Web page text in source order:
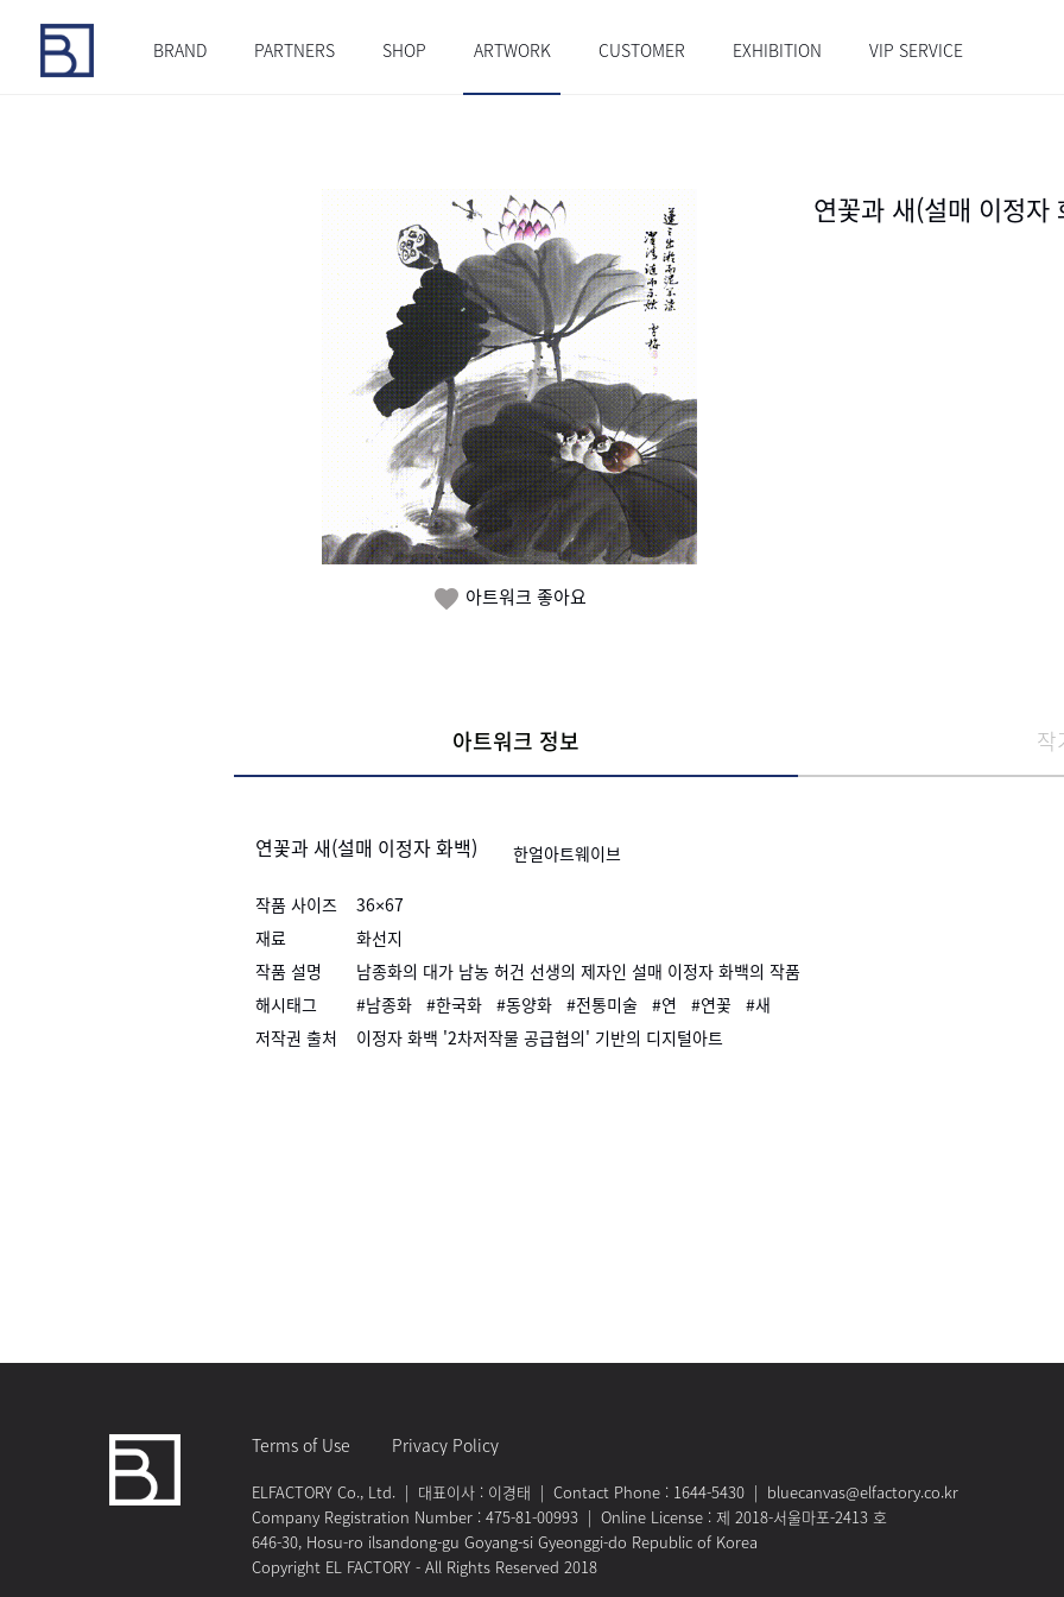
BRAND PARTNERS SHOP ARTWORK CUSTOMER EXHIBITION VIP SERVICE
 아트워크 좋아요
연꽃과 새(설매 이정자
아트워크 정보 작
연꽃과 새(설매 이정자 화백) 한얼아트웨이브
작품 사이즈
36×67
재료
화선지
작품 설명
남종화의 대가 남농 허건 선생의 제자인 설매 이정자 화백의 작품
해시태그
#남종화 #한국화 #동양화 #전통미술 #연 #연꽃
#새
저작권 출처
이정자 화백 '2차저작물 공급협의' 기반의 디지털아트
Terms of Use Privacy Policy
ELFACTORY Co., Ltd. | 대표이사 : 이경태 | Contact Phone : 1644-5430 | bluecanvas@elfactory.co.kr
Company Registration Number : 475-81-00993 | Online License : 제 2018-서울마포-2413 호
646-30, Hosu-ro ilsandong-gu Goyang-si Gyeonggi-do Republic of Korea
Copyright EL FACTORY - All Rights Reserved 2018